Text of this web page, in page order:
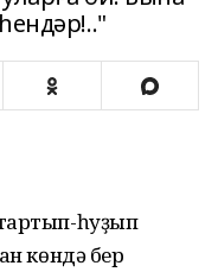
һуҙып
көндә бер